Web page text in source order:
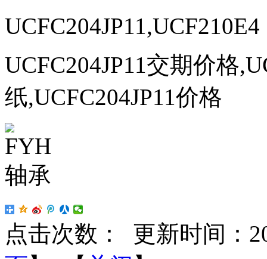
UCFC204JP11,UCF210E4
UCFC204JP11交期价格
纸,UCFC204JP11价格
点击次数：
更新时间：